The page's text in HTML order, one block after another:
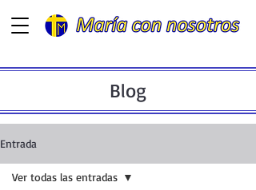
Blog
Entrada
Ver todas las entradas